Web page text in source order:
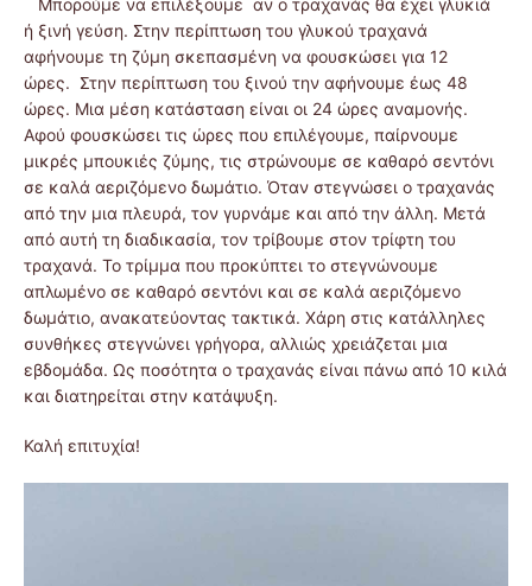
Μπορούμε να επιλέξουμε αν ο τραχανάς θα έχει γλυκιά
ή ξινή γεύση. Στην περίπτωση του γλυκού τραχανά
αφήνουμε τη ζύμη σκεπασμένη να φουσκώσει για 12
ώρες. Στην περίπτωση του ξινού την αφήνουμε έως 48
ώρες. Μια μέση κατάσταση είναι οι 24 ώρες αναμονής.
Αφού φουσκώσει τις ώρες που επιλέγουμε, παίρνουμε
μικρές μπουκιές ζύμης, τις στρώνουμε σε καθαρό σεντόνι
σε καλά αεριζόμενο δωμάτιο. Όταν στεγνώσει ο τραχανάς
από την μια πλευρά, τον γυρνάμε και από την άλλη. Μετά
από αυτή τη διαδικασία, τον τρίβουμε στον τρίφτη του
τραχανά. Το τρίμμα που προκύπτει το στεγνώνουμε
απλωμένο σε καθαρό σεντόνι και σε καλά αεριζόμενο
δωμάτιο, ανακατεύοντας τακτικά. Χάρη στις κατάλληλες
συνθήκες στεγνώνει γρήγορα, αλλιώς χρειάζεται μια
εβδομάδα. Ως ποσότητα ο τραχανάς είναι πάνω από 10 κιλά
και διατηρείται στην κατάψυξη.
Καλή επιτυχία!